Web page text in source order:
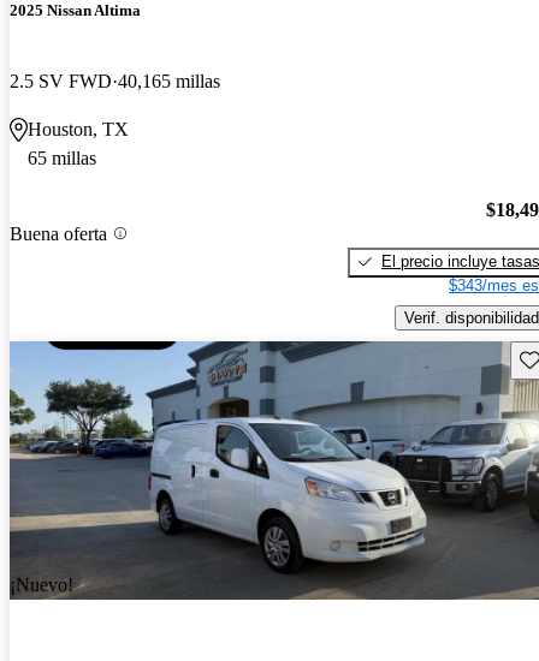
2025 Nissan Altima
2.5 SV FWD 40,165 millas
Houston, TX
65 millas
Buena oferta
El precio incluye tasas
$343/mes
Verif. disponibilidad
¡Nuevo!